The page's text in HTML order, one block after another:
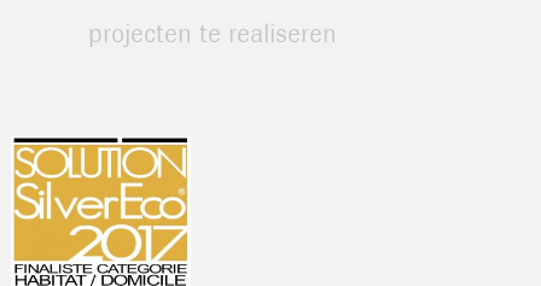
projecten te realiseren